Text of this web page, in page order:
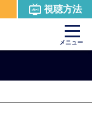
視聴方法
メニュー